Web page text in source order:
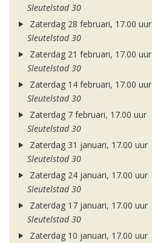
Sleutelstad 30
Zaterdag 28 februari, 17.00 uur
Sleutelstad 30
Zaterdag 21 februari, 17.00 uur
Sleutelstad 30
Zaterdag 14 februari, 17.00 uur
Sleutelstad 30
Zaterdag 7 februari, 17.00 uur
Sleutelstad 30
Zaterdag 31 januari, 17.00 uur
Sleutelstad 30
Zaterdag 24 januari, 17.00 uur
Sleutelstad 30
Zaterdag 17 januari, 17.00 uur
Sleutelstad 30
Zaterdag 10 januari, 17.00 uur